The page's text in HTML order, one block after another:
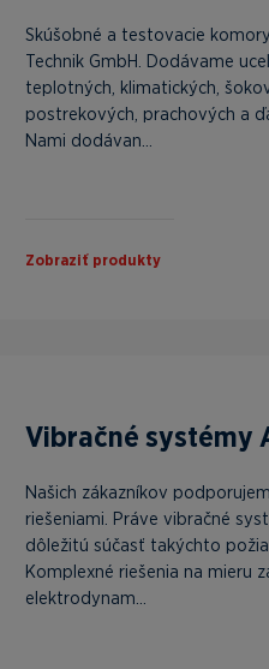
Skúšobné a testovacie
Technik GmbH. Dodávame
teplotných, klimatických,
postrekových, prachových a
Nami dodávan...
Zobraziť produkty
Vibračné systémy
Našich zákazníkov
riešeniami. Práve vibračné
dôležitú súčasť takýchto
Komplexné riešenia na mieru
elektrodynam...